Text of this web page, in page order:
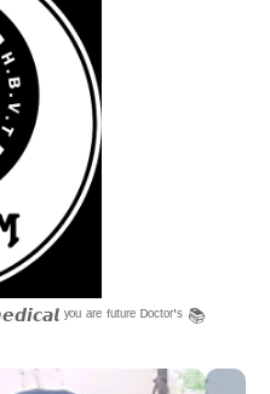
ᵃʳᵉ ᶠᵘᵗᵘʳᵉ ᴰᵒᶜᵗᵒʳ'ˢ 📚